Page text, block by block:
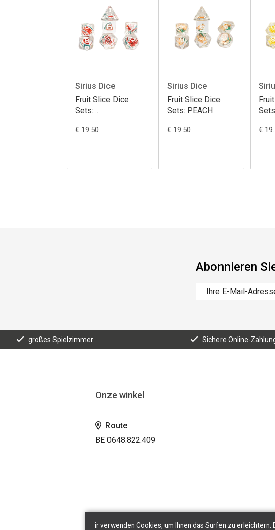
Sirius Dice
Fruit Slice Dice
Sets:
€ 19.50
Sirius Dice
Fruit Slice Dice
Sets: PEACH
€ 19.50 €
Abonnieren
großes Spielzimmer Sichere Online-
Onze winkel
Route
BE 0648.822.409
ir verwenden Cookies, um Ihnen das Surfen zu